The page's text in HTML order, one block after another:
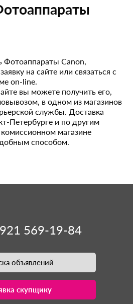
Фотоаппараты Canon,
на сайте или связаться с
on-line.
вы можете получить его,
в одном из магазинов
службы. Доставка
Петербурге и по другим
магазине
способом.
569-19-84
объявлений
скупщику